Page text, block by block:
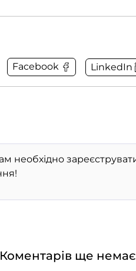
Facebook LinkedIn
Коментарів ще немає